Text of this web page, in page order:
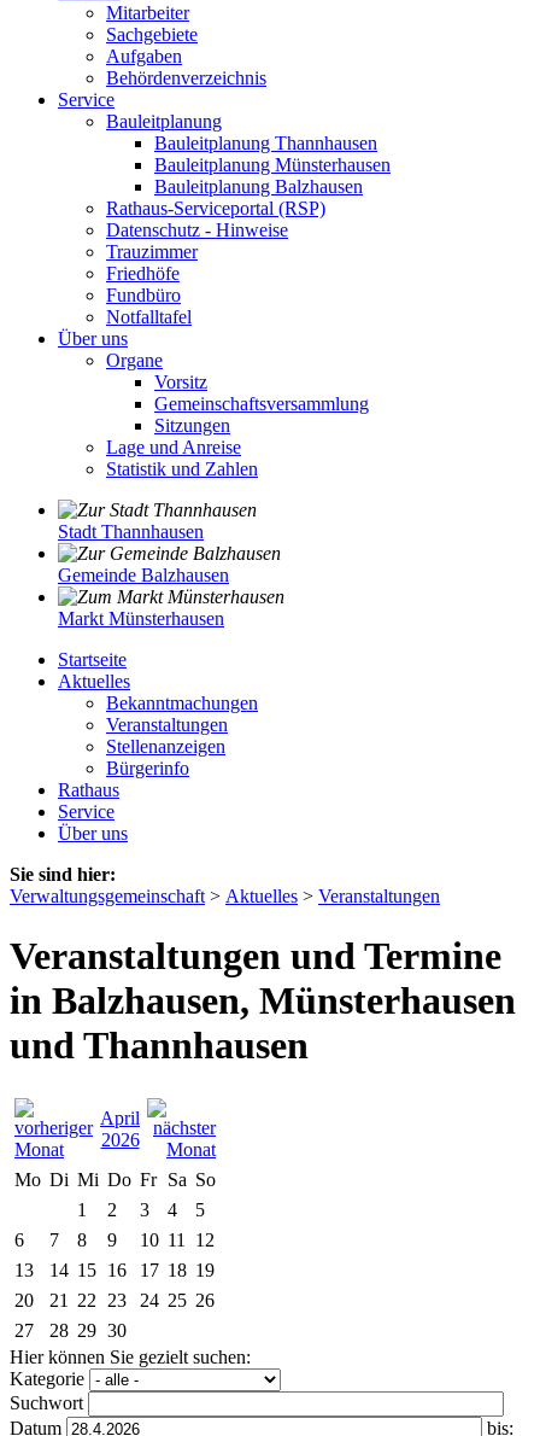
Mitarbeiter
Sachgebiete
Aufgaben
Behördenverzeichnis
Service
Bauleitplanung
Bauleitplanung Thannhausen
Bauleitplanung Münsterhausen
Bauleitplanung Balzhausen
Rathaus-Serviceportal (RSP)
Datenschutz - Hinweise
Trauzimmer
Friedhöfe
Fundbüro
Notfalltafel
Über uns
Organe
Vorsitz
Gemeinschaftsversammlung
Sitzungen
Lage und Anreise
Statistik und Zahlen
Stadt Thannhausen
Gemeinde Balzhausen
Markt Münsterhausen
Startseite
Aktuelles
Bekanntmachungen
Veranstaltungen
Stellenanzeigen
Bürgerinfo
Rathaus
Service
Über uns
Sie sind hier:
Verwaltungsgemeinschaft > Aktuelles > Veranstaltungen
Veranstaltungen und Termine
in Balzhausen, Münsterhausen
und Thannhausen
April
2026
Mo Di Mi Do Fr Sa So
1
2 3 4
5
6
7 8 9 10 11
12
13
14 15 16 17 18 19
20
21 22 23 24 25 26
27
28 29 30
Hier können Sie gezielt suchen:
Kategorie
Suchwort
Datum
bis: